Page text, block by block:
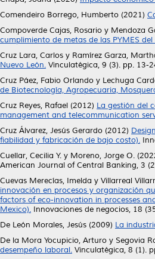
Comendeiro Borrego, Humberto (2021)
Compoverde Cajas, Rosario y Mendoza
cumplimiento de metas de las PYMES
Cruz Lara, Carlos y Ramírez Garza,
Nuevo León. Vinculatégica, 9 (3). pp. 13-
Cruz Páez, Fabio Orlando y Lechuga
de Biotecnología, Agropecuaria,
Cruz Reyes, Rafael (2012) La gestión del
management and telecommunication
Cruz Álvarez, Jesús Gerardo (2012)
fiabilidad y fabricación de bajo costo).
Cuellar, Cecilia Y. y Moreno, Jorge O.
American Journal of Central Banking, 3
Cuevas Merecías, Imelda y Villarreal
innovación en procesos y organización
factors of eco-innovation in processes
Mexico). Innovaciones de negocios, 18
De León Morales, Jesús (2009) La
De la Mora Yocupicio, Arturo y Segovia
desempeño laboral. Vinculatégica, 8 (1).